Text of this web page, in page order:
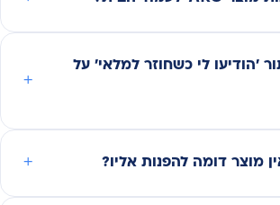
'הודיעו לי כשחוזר למלאי' על
מוצר דומה להפנות אליו?